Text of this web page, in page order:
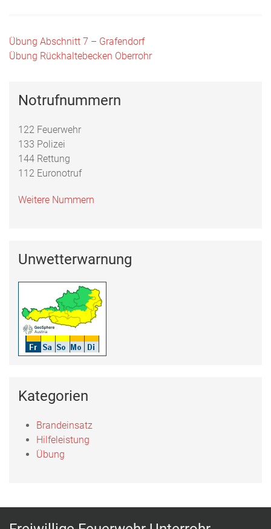
Beitragsnavigation
Übung Abschnitt 7 – Grafendorf
Übung Rückhaltebecken Oberrohr
Notrufnummern
122 Feuerwehr
133 Polizei
144 Rettung
112 Euronotruf
Weitere Nummern
Unwetterwarnung
Kategorien
Brandeinsatz
Hilfeleistung
Übung